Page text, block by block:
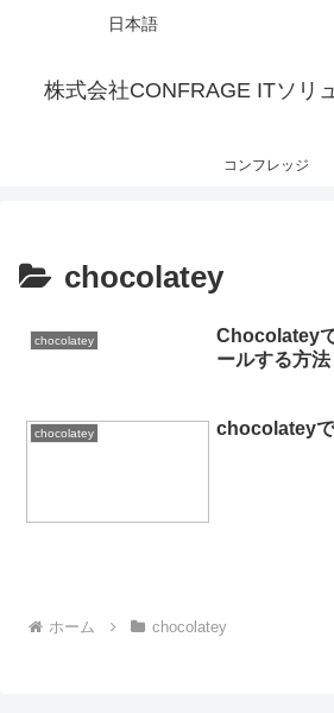
株式会社CONFRAGE ITソリ
コンフレッジ
日本語
chocolatey
chocolatey
Chocolatey
ールする方法
chocolatey chocolatey
ホーム chocolatey